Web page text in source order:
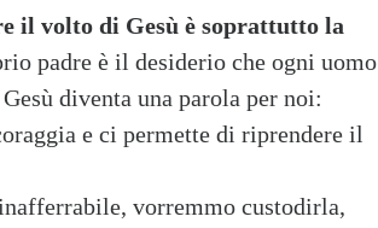
il volto di Gesù è soprattutto la
padre è il desiderio che ogni uomo
diventa una parola per noi:
e ci permette di riprendere il
vorremmo custodirla,